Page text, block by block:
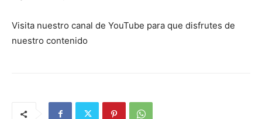
Visita nuestro canal de YouTube para que disfrutes de
nuestro contenido